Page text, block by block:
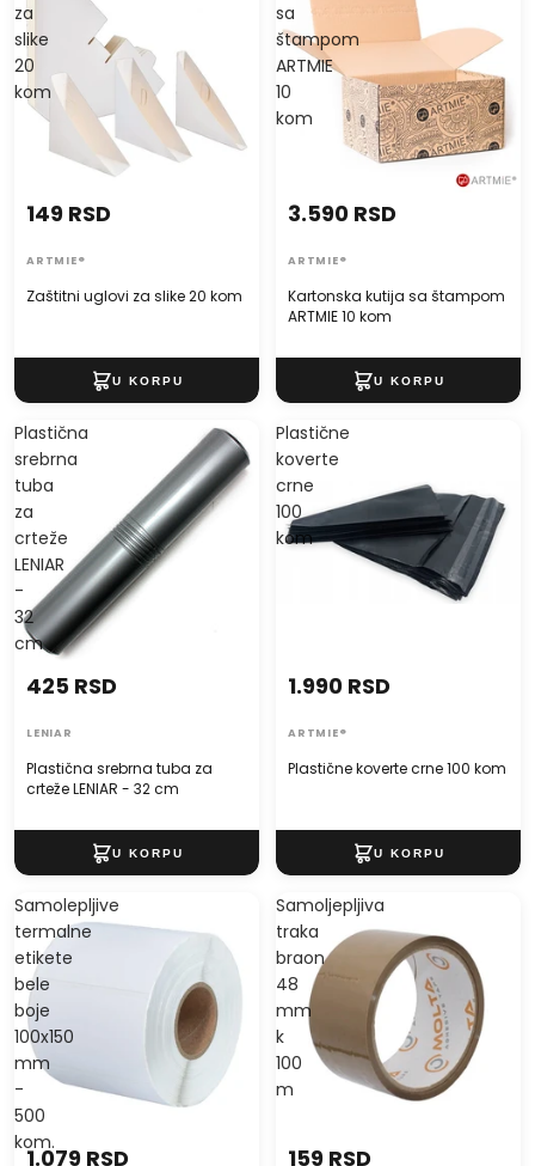
za
slike
20
kom
Zaštitni uglovi za slike 20 kom
149 RSD
ARTMIE®
sa
štampom
ARTMIE
10
kom
Kartonska kutija sa štampom
ARTMIE 10 kom
3.590 RSD
ARTMIE®
Plastična
srebrna
tuba
za
crteže
LENIAR
-
32
cm
Plastična srebrna tuba za
crteže LENIAR - 32 cm
425 RSD
LENIAR
Plastične
koverte
crne
100
kom
Plastične koverte crne 100 kom
1.990 RSD
ARTMIE®
Samolepljive
termalne
etikete
bele
boje
100x150
mm
-
500
kom.
1.079 RSD
Samoljepljiva
traka
braon
48
mm
k
100
m
159 RSD